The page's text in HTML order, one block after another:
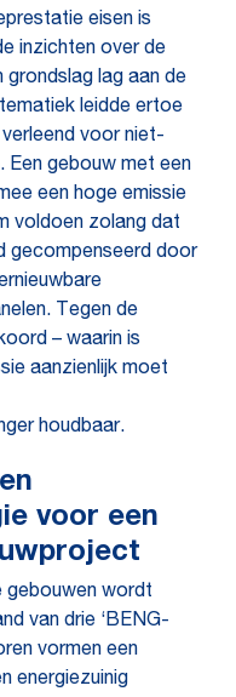
eisen is
inzichten over de
lag aan de
leidde ertoe
voor niet-
Een gebouw met een
een hoge emissie
voldoen zolang dat
gecompenseerd door
Tegen de
– waarin is
aanzienlijk moet
houdbaar.
voor een
gebouwen wordt
van drie ‘BENG-
vormen een
energiezuinig